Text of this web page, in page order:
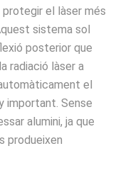
el làser més
sistema sol
posterior que
radiació làser a
el
important. Sense
alumini, ja que
produeixen